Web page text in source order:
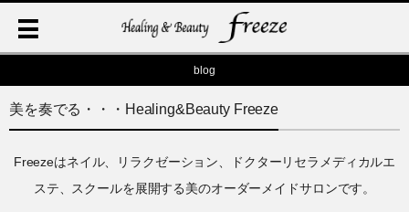
blog
美を奏でる・・・Healing&Beauty Freeze
Freezeはネイル、リラクゼーション、ドクターリセラメディカルエ
ステ、スクールを展開する美のオーダーメイドサロンです。